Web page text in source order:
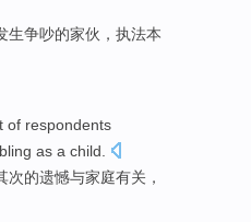
生争吵的家伙， 执法本
of respondents
as a child.
次的遗憾与家庭有关，